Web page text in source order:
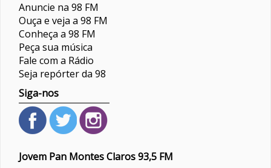
Anuncie na 98 FM
Ouça e veja a 98 FM
Conheça a 98 FM
Peça sua música
Fale com a Rádio
Seja repórter da 98
Siga-nos
Jovem Pan Montes Claros 93,5 FM